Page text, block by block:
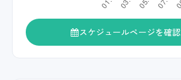
スケジュールページを確